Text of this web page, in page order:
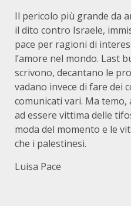
Il pericolo più grande da
il dito contro Israele,
pace per ragioni di
l’amore nel mondo. Last
scrivono, decantano le
vadano invece di fare dei
comunicati vari. Ma
ad essere vittima delle
moda del momento e le
che i palestinesi.
Luisa Pace